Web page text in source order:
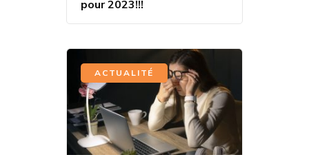
pour 2023!!!
ACTUALITÉ